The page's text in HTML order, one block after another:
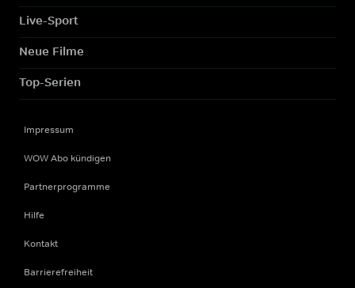
Live-Sport
Neue Filme
Top-Serien
Impressum
WOW Abo kündigen
Partnerprogramme
Hilfe
Kontakt
Barrierefreiheit